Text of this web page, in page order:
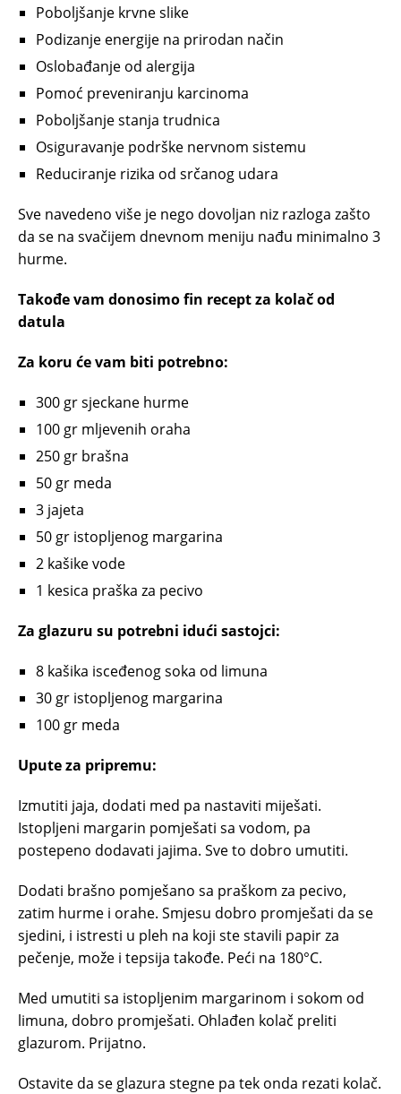
Poboljšanje krvne slike
Podizanje energije na prirodan način
Oslobađanje od alergija
Pomoć preveniranju karcinoma
Poboljšanje stanja trudnica
Osiguravanje podrške nervnom sistemu
Reduciranje rizika od srčanog udara
Sve navedeno više je nego dovoljan niz razloga zašto
da se na svačijem dnevnom meniju nađu minimalno 3
hurme.
Takođe vam donosimo fin recept za kolač od
datula
Za koru će vam biti potrebno:
300 gr sjeckane hurme
100 gr mljevenih oraha
250 gr brašna
50 gr meda
3 jajeta
50 gr istopljenog margarina
2 kašike vode
1 kesica praška za pecivo
Za glazuru su potrebni idući sastojci:
8 kašika isceđenog soka od limuna
30 gr istopljenog margarina
100 gr meda
Upute za pripremu:
Izmutiti jaja, dodati med pa nastaviti miješati.
Istopljeni margarin pomješati sa vodom, pa
postepeno dodavati jajima. Sve to dobro umutiti.
Dodati brašno pomješano sa praškom za pecivo,
zatim hurme i orahe. Smjesu dobro promješati da se
sjedini, i istresti u pleh na koji ste stavili papir za
pečenje, može i tepsija takođe. Peći na 180°C.
Med umutiti sa istopljenim margarinom i sokom od
limuna, dobro promješati. Ohlađen kolač preliti
glazurom. Prijatno.
Ostavite da se glazura stegne pa tek onda rezati kolač.